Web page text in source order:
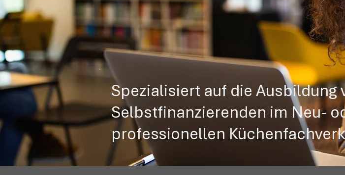
Spezialisiert auf die Ausbildung
Selbstfinanzierenden im Neu-
professionellen